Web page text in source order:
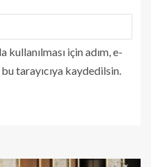
için adım, e-
tarayıcıya kaydedilsin.